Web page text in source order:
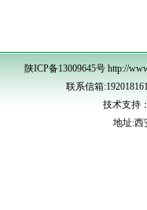
陕ICP备13009645号 http://
联系信箱
技术支持
地址:西